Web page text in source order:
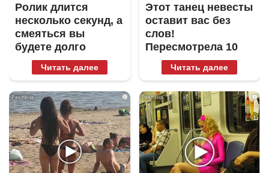
Ролик длится
несколько секунд, а
смеяться вы
будете долго
Читать далее
Этот танец невесты
оставит вас без
слов!
Пересмотрела 10
раз
Читать далее
i i